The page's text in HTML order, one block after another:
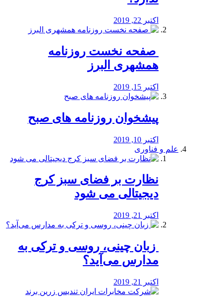
اکتبر 22, 2019
️ صفحه نخست روزنامه‌
همشهری البرز
اکتبر 15, 2019
پیشخوان روزنامه های صبح
اکتبر 10, 2019
علم و فناوری
نظارت بر فضای سبز کرج
دیجیتالی می شود
اکتبر 21, 2019
️ زبان چینی، روسی و ترکی به
مدارس می‌آید؟
اکتبر 21, 2019